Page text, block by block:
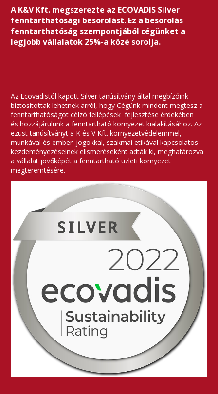
A K&V Kft. megszerezte az ECOVADIS Silver
fenntarthatósági besorolást. Ez a besorolás
fenntarthatóság szempontjából cégünket a
legjobb vállalatok 25%-a közé sorolja.
Az Ecovadistól kapott Silver tanúsítvány által megbízóink
biztosítottak lehetnek arról, hogy Cégünk mindent megtesz a
fenntarthatóságot célzó fellépések fejlesztése érdekében
és hozzájárulunk a fenntartható környezet kialakításához. Az
ezüst tanúsítványt a K és V Kft. környezetvédelemmel,
munkával és emberi jogokkal, szakmai etikával kapcsolatos
kezdeményezéseinek elismeréseként adták ki, meghatározva
a vállalat jövőképét a fenntartható üzleti környezet
megteremtésére.